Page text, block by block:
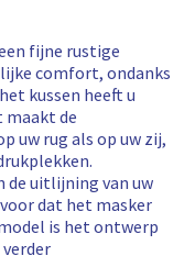
fijne rustige
comfort, ondanks
kussen heeft u
maakt de
uw rug als op uw zij,
de uitlijning van uw
dat het masker
is het ontwerp
verder